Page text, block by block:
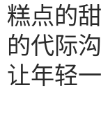
糕点的
的代际
让年轻